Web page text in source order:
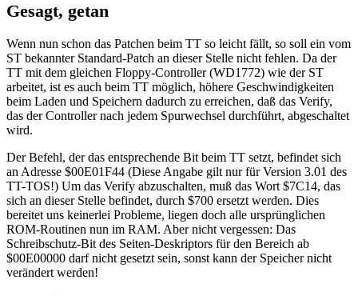
Gesagt, getan
Wenn nun schon das Patchen beim TT so leicht fällt, so soll ein vom
ST bekannter Standard-Patch an dieser Stelle nicht fehlen. Da der
TT mit dem gleichen Floppy-Controller (WD1772) wie der ST
arbeitet, ist es auch beim TT möglich, höhere Geschwindigkeiten
beim Laden und Speichern dadurch zu erreichen, daß das Verify,
das der Controller nach jedem Spurwechsel durchführt, abgeschaltet
wird.
Der Befehl, der das entsprechende Bit beim TT setzt, befindet sich
an Adresse $00E01F44 (Diese Angabe gilt nur für Version 3.01 des
TT-TOS!) Um das Verify abzuschalten, muß das Wort $7C14, das
sich an dieser Stelle befindet, durch $700 ersetzt werden. Dies
bereitet uns keinerlei Probleme, liegen doch alle ursprünglichen
ROM-Routinen nun im RAM. Aber nicht vergessen: Das
Schreibschutz-Bit des Seiten-Deskriptors für den Bereich ab
$00E00000 darf nicht gesetzt sein, sonst kann der Speicher nicht
verändert werden!